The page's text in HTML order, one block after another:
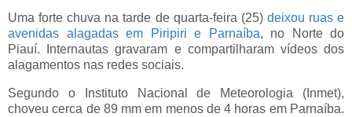
Uma forte chuva na tarde de quarta-feira (25) deixou ruas e
avenidas alagadas em Piripiri e Parnaíba, no Norte do
Piauí. Internautas gravaram e compartilharam vídeos dos
alagamentos nas redes sociais.
Segundo o Instituto Nacional de Meteorologia (Inmet),
choveu cerca de 89 mm em menos de 4 horas em Parnaíba.